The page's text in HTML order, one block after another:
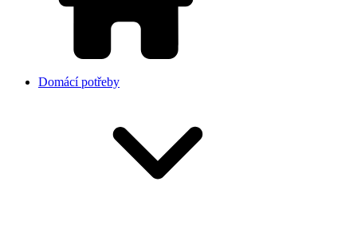
Domácí potřeby